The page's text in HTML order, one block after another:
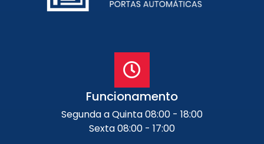
Funcionamento
Segunda a Quinta 08:00 - 18:00
Sexta 08:00 - 17:00